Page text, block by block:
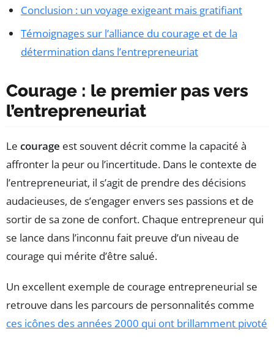
Conclusion : un voyage exigeant mais gratifiant
Témoignages sur l’alliance du courage et de la
détermination dans l’entrepreneuriat
Courage : le premier pas vers
l’entrepreneuriat
Le courage est souvent décrit comme la capacité à
affronter la peur ou l’incertitude. Dans le contexte de
l’entrepreneuriat, il s’agit de prendre des décisions
audacieuses, de s’engager envers ses passions et de
sortir de sa zone de confort. Chaque entrepreneur qui
se lance dans l’inconnu fait preuve d’un niveau de
courage qui mérite d’être salué.
Un excellent exemple de courage entrepreneurial se
retrouve dans les parcours de personnalités comme
ces icônes des années 2000 qui ont brillamment pivoté